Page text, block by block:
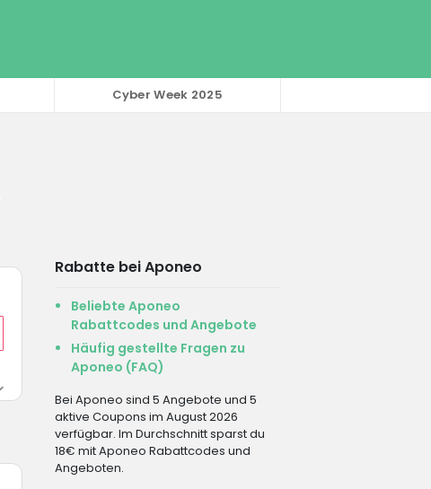
Cyber Week 2025
Rabatte bei Aponeo
Beliebte Aponeo
Rabattcodes und Angebote
Häufig gestellte Fragen zu
Aponeo (FAQ)
Bei Aponeo sind 5 Angebote und 5
aktive Coupons im August 2026
verfügbar. Im Durchschnitt sparst du
18€ mit Aponeo Rabattcodes und
Angeboten.